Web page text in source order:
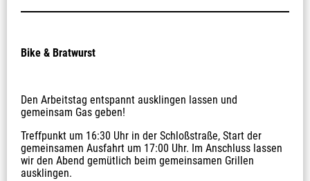
Bike & Bratwurst
Den Arbeitstag entspannt ausklingen lassen und
gemeinsam Gas geben!
Treffpunkt um 16:30 Uhr in der Schloßstraße, Start der
gemeinsamen Ausfahrt um 17:00 Uhr. Im Anschluss lassen
wir den Abend gemütlich beim gemeinsamen Grillen
ausklingen.